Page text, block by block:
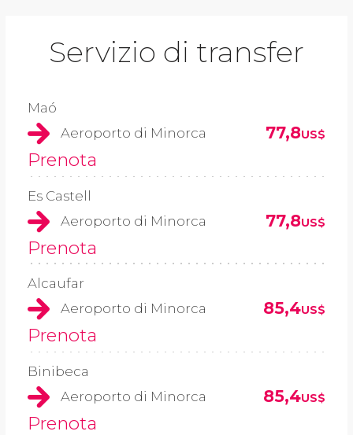
Servizio di transfer
Maó
Aeroporto di Minorca
77,8US$
Prenota
Es Castell
Aeroporto di Minorca
77,8US$
Prenota
Alcaufar
Aeroporto di Minorca
85,4US$
Prenota
Binibeca
Aeroporto di Minorca
85,4US$
Prenota